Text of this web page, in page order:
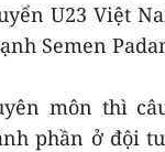
U23 Việt
Semen
môn thì
phần ở đội